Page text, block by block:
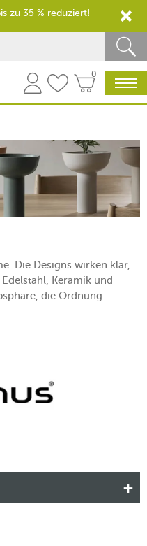
0
Die Designs wirken klar,
Keramik und
die Ordnung
Jedes Produkt ist einfach
zu 35 % reduziert!